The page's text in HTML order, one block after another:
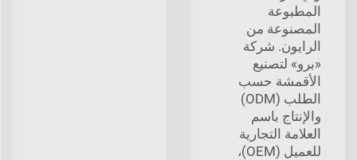
المطبوعة
المصنوعة من
الرايون. شركة
«برو» لتصنيع
الأقمشة حسب
الطلب (ODM)
والإنتاج باسم
العلامة التجارية
للعميل (OEM)،